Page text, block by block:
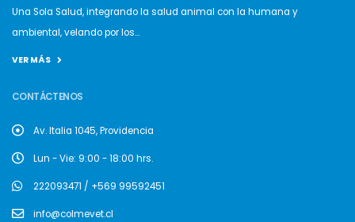
Una Sola Salud, integrando la salud animal con la humana y
ambiental, velando por los...
VER MÁS
CONTÁCTENOS
Av. Italia 1045, Providencia
Lun - Vie: 9:00 - 18:00 hrs.
222093471 / +569 99592451
info@colmevet.cl